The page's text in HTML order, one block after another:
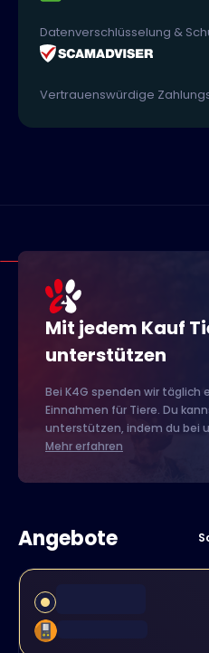
Datenverschlüsselung &
Vertrauenswürdige
Mit jedem Kauf
unterstützen
Bei K4G spenden wir täglich
Einnahmen für Tiere. Du
unterstützen, indem du bei
Mehr erfahren
Angebote